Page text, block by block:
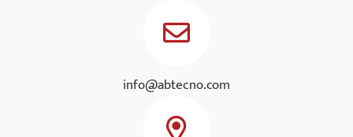
info@abtecno.com